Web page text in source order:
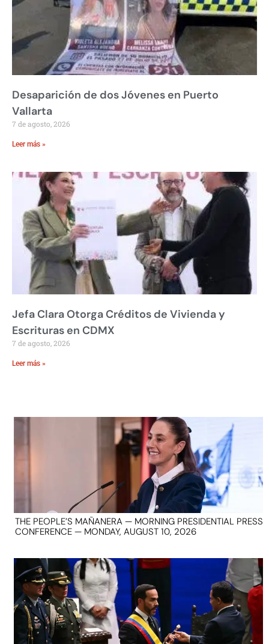
Desaparición de dos Jóvenes en Puerto
Vallarta
7 de agosto, 2026
Leer más »
Jefa Clara Otorga Créditos de Vivienda y
Escrituras en CDMX
7 de agosto, 2026
Leer más »
THE PEOPLE’S MAÑANERA — MORNING PRESIDENTIAL PRESS
CONFERENCE — MONDAY, AUGUST 10, 2026